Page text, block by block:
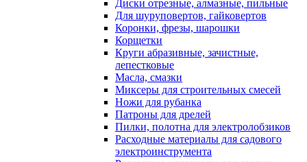
Диски отрезные, алмазные, пильные
Для шуруповертов, гайковертов
Коронки, фрезы, шарошки
Корщетки
Круги абразивные, зачистные,
лепестковые
Масла, смазки
Миксеры для строительных смесей
Ножи для рубанка
Патроны для дрелей
Пилки, полотна для электролобзиков
Расходные материалы для садового
электроинструмента